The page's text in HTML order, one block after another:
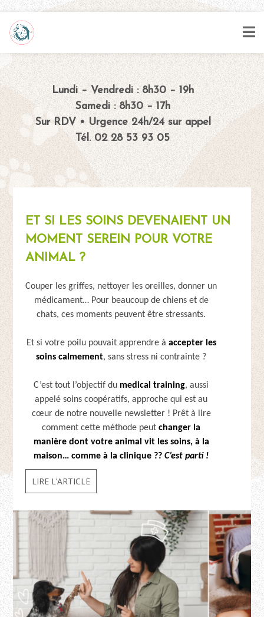
Lundi – Vendredi : 8h30 – 19h
Samedi : 8h30 – 17h
Sur RDV • Urgence 24h/24 sur appel
Tél. 02 28 53 93 05
ET SI LES SOINS DEVENAIENT UN
MOMENT SEREIN POUR VOTRE
ANIMAL ?
Couper les griffes, nettoyer les oreilles, donner un
médicament… Pour beaucoup de chiens et de
chats, ces moments peuvent être stressants.
Et si votre poilu pouvait apprendre à accepter les
soins calmement, sans stress ni contrainte ?
C’est tout l’objectif du medical training, aussi
appelé soins coopératifs, approche qui est au
cœur de notre nouvelle newsletter ! Prêt à lire
comment cette méthode peutchanger la
manière dont votre animal vit les soins, à la
maison… comme à la clinique ?? C’est parti !
LIRE L’ARTICLE